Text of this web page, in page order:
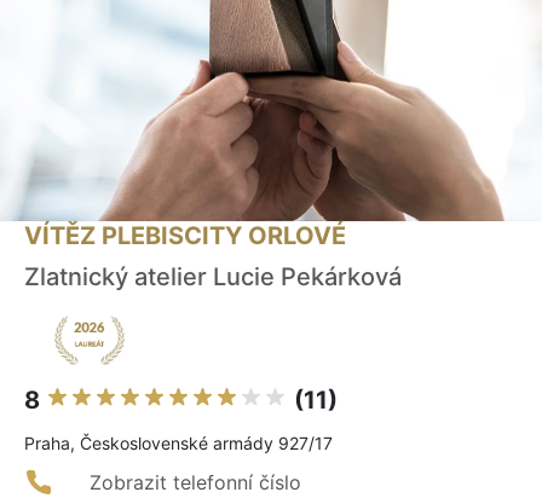
VÍTĚZ PLEBISCITY ORLOVÉ
Zlatnický atelier Lucie Pekárková
8 (11)
Praha, Československé armády 927/17
Zobrazit telefonní číslo